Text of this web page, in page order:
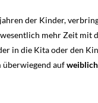
der Kinder,
mehr Zeit mit
in die Kita oder den
auf